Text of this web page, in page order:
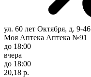
ул. 60 лет Октября, д. 9-46
Моя Аптека Аптека №91
до 18:00
вчера
до 18:00
20,18 р.